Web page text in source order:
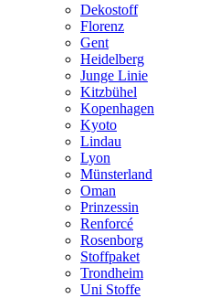
Dekostoff
Florenz
Gent
Heidelberg
Junge Linie
Kitzbühel
Kopenhagen
Kyoto
Lindau
Lyon
Münsterland
Oman
Prinzessin
Renforcé
Rosenborg
Stoffpaket
Trondheim
Uni Stoffe